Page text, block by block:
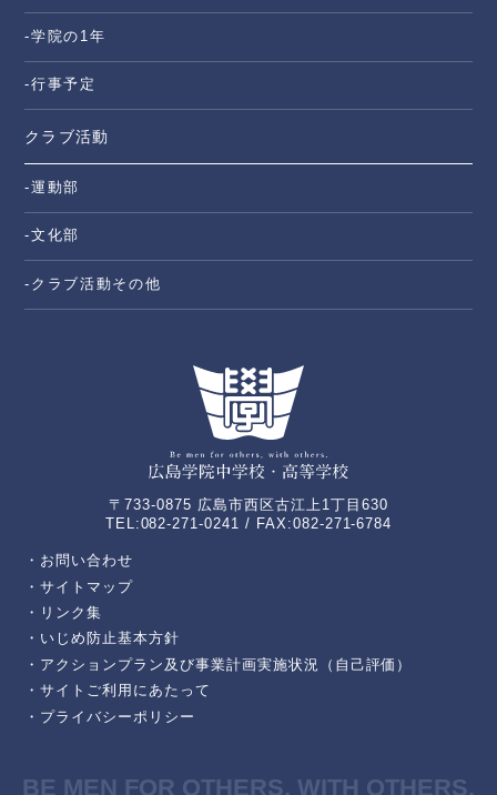
〒733-0875 広島市西区古江上1丁目630
TEL:082-271-0241 / FAX:082-271-6784
・お問い合わせ
・サイトマップ
・リンク集
・いじめ防止基本方針
・アクションプラン及び事業計画実施状況（自己評価）
・サイトご利用にあたって
・プライバシーポリシー
-学院の1年
-行事予定
クラブ活動
-運動部
-文化部
-クラブ活動その他
BE MEN FOR OTHERS, WITH OTHERS.